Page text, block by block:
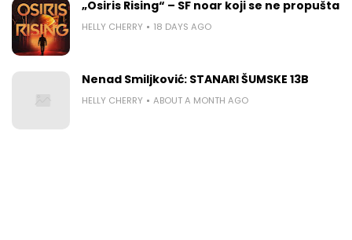
„Osiris Rising“ – SF noar koji se ne propušta
HELLY CHERRY 18 DAYS AGO
Nenad Smiljković: STANARI ŠUMSKE 13B
HELLY CHERRY ABOUT A MONTH AGO